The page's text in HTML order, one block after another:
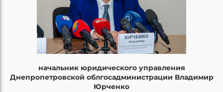
начальник юридического управления
Днепропетровской облгосадминистрации Владимир
Юрченко